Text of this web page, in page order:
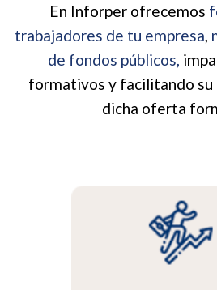
En Inforper ofrecemos
trabajadores de tu empresa
de fondos públicos,
formativos y facilitando su
dicha oferta